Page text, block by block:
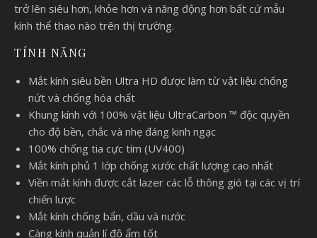
trở lên siêu hơn, khỏe hơn và năng động hơn bất cứ mẫu
kính thể thao nào trên thị trường.
TÍNH NĂNG
Mắt kính siêu bền Ultra HD được làm từ vật liệu chống
nứt và chống hóa chất
Khung kính với 100% vật liệu UltraCarbon ™ độc quyền
cho độ bền, chắc và nhẹ đáng kinh ngạc
100% chống tia cực tím (UV400)
Mắt kính phủ 1 lớp chống xước chất lượng cao nhất
Viền mắt kính được cắt lazer các lỗ thông gió tại các vị trí
chiến lược
Mắt kính chống bẩn, dầu và nước
Càng kính quản lí độ ẩm tốt